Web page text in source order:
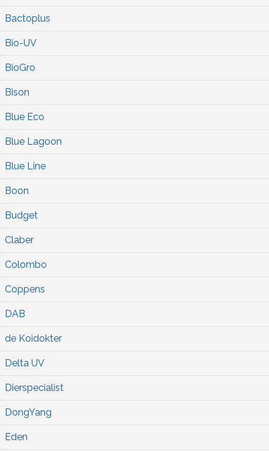
Bactoplus
Bio-UV
BioGro
Bison
Blue Eco
Blue Lagoon
Blue Line
Boon
Budget
Claber
Colombo
Coppens
DAB
de Koidokter
Delta UV
Dierspecialist
DongYang
Eden